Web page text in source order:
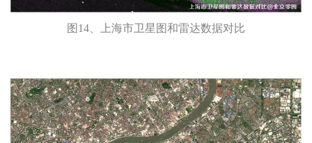
图14、上海市卫星图和雷达数据对比